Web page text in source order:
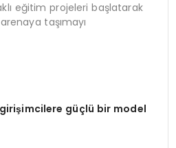
eğitim projeleri başlatarak
taşımayı
güçlü bir model